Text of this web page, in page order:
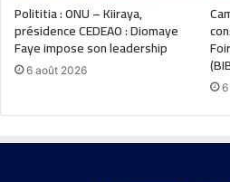
Polititia : ONU – Kiiraya,
présidence CEDEAO : Diomaye
Faye impose son leadership
6 août 2026